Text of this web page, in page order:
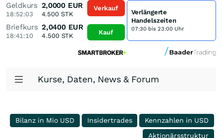
Geldkurs
18:52:03
2,0000 EUR
4.500STK
Briefkurs
18:41:10
2,0400 EUR
4.500STK
Verkauf
Kauf
Verlängerte
Handelszeiten
07:30 bis 23:00 Uhr
Kurse, Daten, News & Forum
Bilanz in Mio USD Insidertrades
Kennzahlen in USD
Aktionärsstruktur